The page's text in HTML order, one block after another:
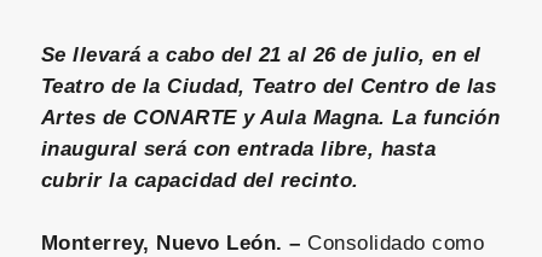
Se llevará a cabo del 21 al 26 de julio, en el
Teatro de la Ciudad, Teatro del Centro de las
Artes de CONARTE y Aula Magna. La función
inaugural será con entrada libre, hasta
cubrir la capacidad del recinto.
Monterrey, Nuevo León. – Consolidado como